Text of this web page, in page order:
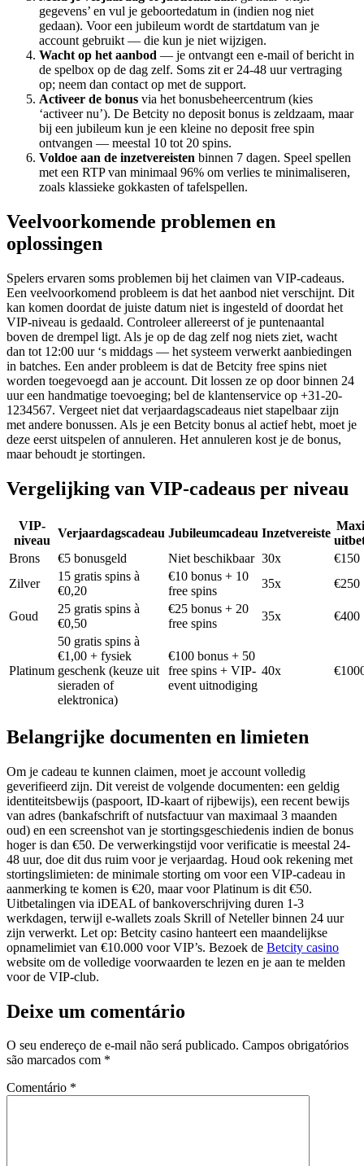
gegevens’ en vul je geboortedatum in (indien nog niet
gedaan). Voor een jubileum wordt de startdatum van je
account gebruikt — die kun je niet wijzigen.
Wacht op het aanbod — je ontvangt een e-mail of bericht in
de spelbox op de dag zelf. Soms zit er 24-48 uur vertraging
op; neem dan contact op met de support.
Activeer de bonus via het bonusbeheercentrum (kies
‘activeer nu’). De Betcity no deposit bonus is zeldzaam, maar
bij een jubileum kun je een kleine no deposit free spin
ontvangen — meestal 10 tot 20 spins.
Voldoe aan de inzetvereisten binnen 7 dagen. Speel spellen
met een RTP van minimaal 96% om verlies te minimaliseren,
zoals klassieke gokkasten of tafelspellen.
Veelvoorkomende problemen en
oplossingen
Spelers ervaren soms problemen bij het claimen van VIP-cadeaus.
Een veelvoorkomend probleem is dat het aanbod niet verschijnt. Dit
kan komen doordat de juiste datum niet is ingesteld of doordat het
VIP-niveau is gedaald. Controleer allereerst of je puntenaantal
boven de drempel ligt. Als je op de dag zelf nog niets ziet, wacht
dan tot 12:00 uur ‘s middags — het systeem verwerkt aanbiedingen
in batches. Een ander probleem is dat de Betcity free spins niet
worden toegevoegd aan je account. Dit lossen ze op door binnen 24
uur een handmatige toevoeging; bel de klantenservice op +31-20-
1234567. Vergeet niet dat verjaardagscadeaus niet stapelbaar zijn
met andere bonussen. Als je een Betcity bonus al actief hebt, moet je
deze eerst uitspelen of annuleren. Het annuleren kost je de bonus,
maar behoudt je stortingen.
Vergelijking van VIP-cadeaus per niveau
VIP-
niveau
Verjaardagscadeau Jubileumcadeau Inzetvereiste
Brons
€5 bonusgeld Niet beschikbaar 30x
€150
Zilver
15 gratis spins à
€0,20
€10 bonus + 10
free spins
35x €250
Goud
25 gratis spins à
€0,50
€25 bonus + 20
free spins
35x €400
Platinum
50 gratis spins à
€1,00 + fysiek
geschenk (keuze uit
sieraden of
elektronica)
€100 bonus + 50
free spins + VIP-
event uitnodiging
40x
Belangrijke documenten en limieten
Om je cadeau te kunnen claimen, moet je account volledig
geverifieerd zijn. Dit vereist de volgende documenten: een geldig
identiteitsbewijs (paspoort, ID-kaart of rijbewijs), een recent bewijs
van adres (bankafschrift of nutsfactuur van maximaal 3 maanden
oud) en een screenshot van je stortingsgeschiedenis indien de bonus
hoger is dan €50. De verwerkingstijd voor verificatie is meestal 24-
48 uur, doe dit dus ruim voor je verjaardag. Houd ook rekening met
stortingslimieten: de minimale storting om voor een VIP-cadeau in
aanmerking te komen is €20, maar voor Platinum is dit €50.
Uitbetalingen via iDEAL of bankoverschrijving duren 1-3
werkdagen, terwijl e-wallets zoals Skrill of Neteller binnen 24 uur
zijn verwerkt. Let op: Betcity casino hanteert een maandelijkse
opnamelimiet van €10.000 voor VIP’s. Bezoek de Betcity casino
website om de volledige voorwaarden te lezen en je aan te melden
voor de VIP-club.
Deixe um comentário
O seu endereço de e-mail não será publicado. Campos obrigatórios
são marcados com *
Comentário *